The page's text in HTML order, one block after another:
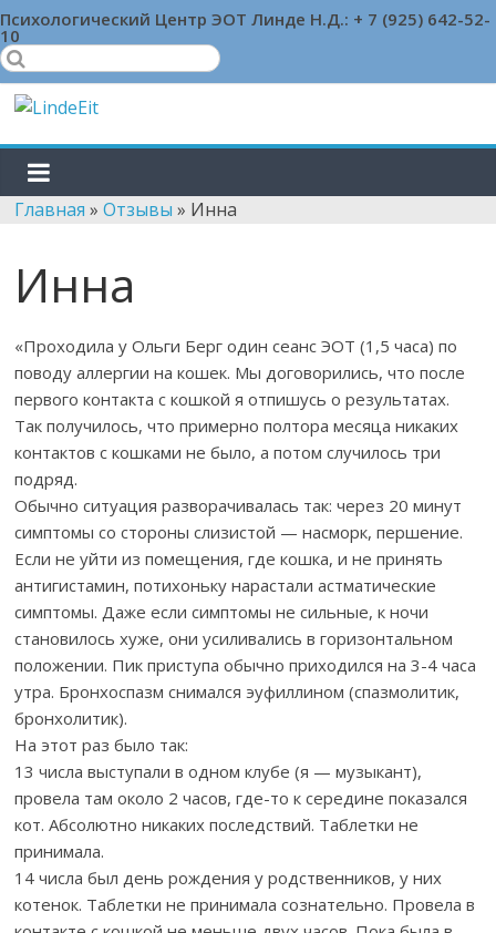
Skip
to
content
Психологический Центр ЭОТ Линде Н.Д.: + 7 (925) 642-52-
10
LindeEit
LindeEit
Главная »Отзывы » Инна
Инна
«Проходила у Ольги Берг один сеанс ЭОТ (1,5 часа) по
поводу аллергии на кошек. Мы договорились, что после
первого контакта с кошкой я отпишусь о результатах.
Так получилось, что примерно полтора месяца никаких
контактов с кошками не было, а потом случилось три
подряд.
Обычно ситуация разворачивалась так: через 20 минут
симптомы со стороны слизистой — насморк, першение.
Если не уйти из помещения, где кошка, и не принять
антигистамин, потихоньку нарастали астматические
симптомы. Даже если симптомы не сильные, к ночи
становилось хуже, они усиливались в горизонтальном
положении. Пик приступа обычно приходился на 3-4 часа
утра. Бронхоспазм снимался эуфиллином (спазмолитик,
бронхолитик).
На этот раз было так:
13 числа выступали в одном клубе (я — музыкант),
провела там около 2 часов, где-то к середине показался
кот. Абсолютно никаких последствий. Таблетки не
принимала.
14 числа был день рождения у родственников, у них
котенок. Таблетки не принимала сознательно. Провела в